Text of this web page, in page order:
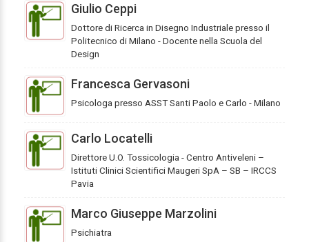
Giulio Ceppi
Dottore di Ricerca in Disegno Industriale presso il
Politecnico di Milano - Docente nella Scuola del
Design
Francesca Gervasoni
Psicologa presso ASST Santi Paolo e Carlo - Milano
Carlo Locatelli
Direttore U.O. Tossicologia - Centro Antiveleni –
Istituti Clinici Scientifici Maugeri SpA – SB – IRCCS
Pavia
Marco Giuseppe Marzolini
Psichiatra